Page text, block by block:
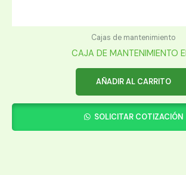
Cajas de mantenimiento
CAJA DE MANTENIMIENTO
AÑADIR AL CARRITO
SOLICITAR COTIZACIÓN